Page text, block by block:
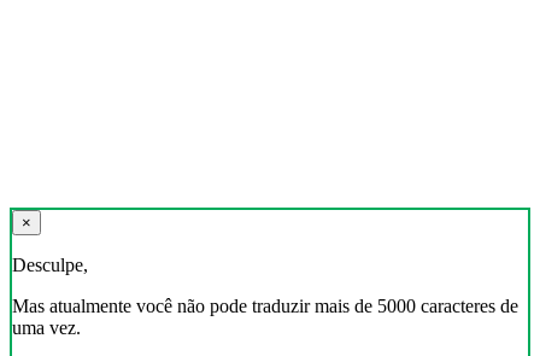
×
Desculpe,
Mas atualmente você não pode traduzir mais de 5000 caracteres de
uma vez.